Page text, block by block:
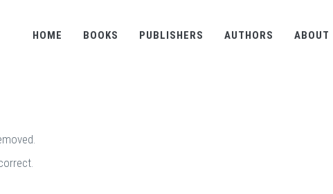
HOME BOOKS PUBLISHERS AUTHORS ABOUT